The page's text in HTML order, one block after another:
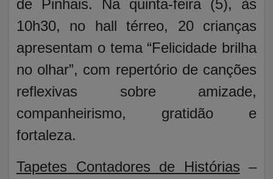
de Pinhais. Na quinta-feira (5), às
10h30, no hall térreo, 20 crianças
apresentam o tema “Felicidade brilha
no olhar”, com repertório de canções
reflexivas sobre amizade,
companheirismo, gratidão e
fortaleza.
Tapetes Contadores de Histórias –